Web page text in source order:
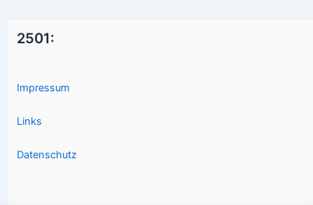
2501:
Impressum
Links
Datenschutz